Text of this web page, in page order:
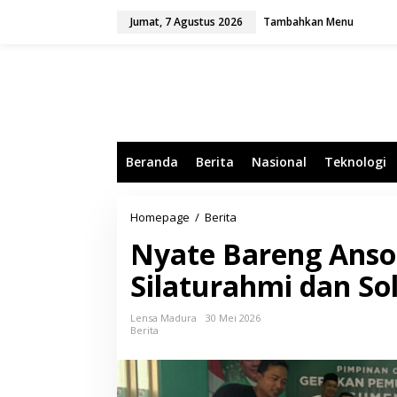
Jumat, 7 Agustus 2026 Tambahkan Menu
Beranda Berita Nasional Teknologi
Homepage / Berita
a
t
e
B
a
n
g
Nyate Bareng
Silaturahmi dan
Lensa Madura
30 Mei 2026
Berita